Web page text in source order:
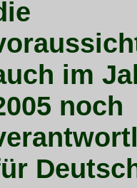
im
noch